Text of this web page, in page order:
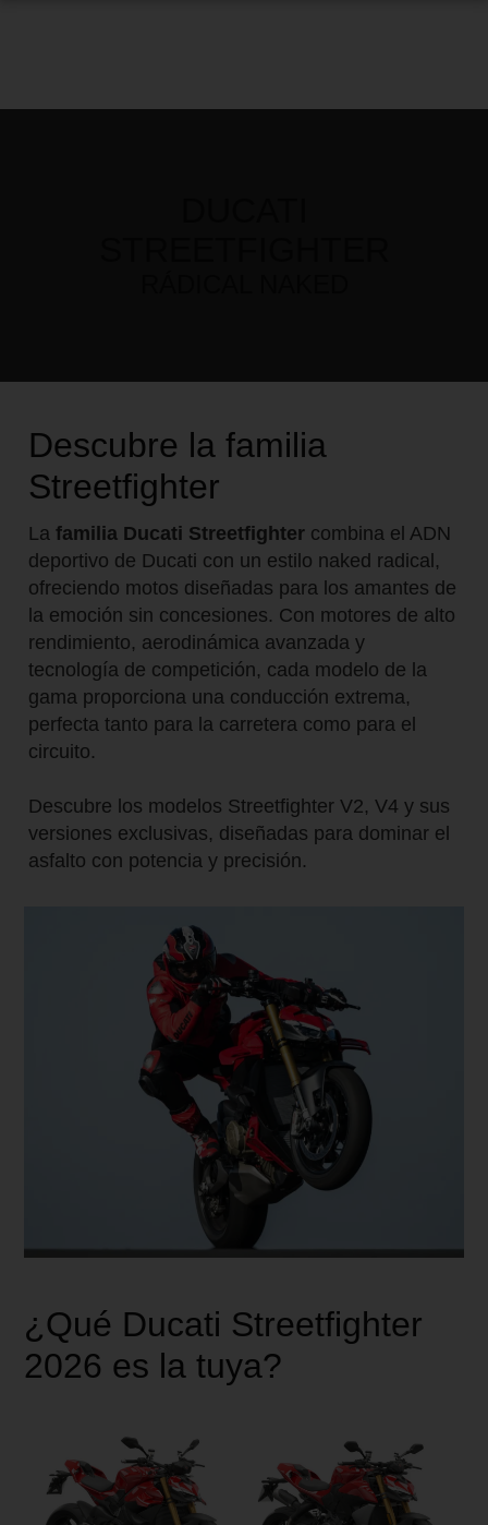
Descubre la familia
Streetfighter
Lafamilia Ducati Streetfighter combina el ADN
deportivo de Ducati con un estilo naked radical,
ofreciendo motos diseñadas para los amantes de
la emoción sin concesiones. Con motores de alto
rendimiento, aerodinámica avanzada y
tecnología de competición, cada modelo de la
gama proporciona una conducción extrema,
perfecta tanto para la carretera como para el
circuito.
Descubre los modelos Streetfighter V2, V4 y sus
versiones exclusivas, diseñadas para dominar el
asfalto con potencia y precisión.
¿Qué Ducati Streetfighter
2026 es la tuya?